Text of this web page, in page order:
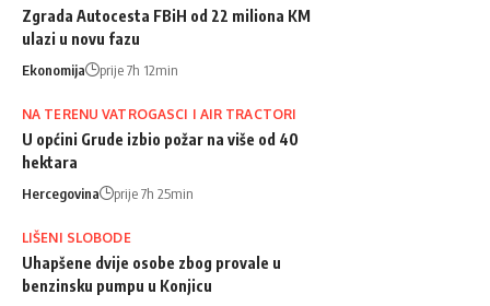
Zgrada Autocesta FBiH od 22 miliona KM
ulazi u novu fazu
Ekonomija prije 7h 12min
NA TERENU VATROGASCI I AIR TRACTORI
U općini Grude izbio požar na više od 40
hektara
Hercegovina prije 7h 25min
LIŠENI SLOBODE
Uhapšene dvije osobe zbog provale u
benzinsku pumpu u Konjicu